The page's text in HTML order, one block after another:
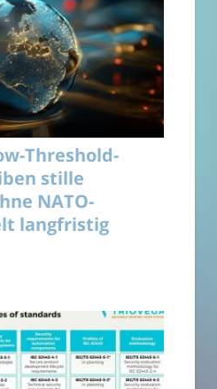
Threshold-
stille
NATO-
langfristig